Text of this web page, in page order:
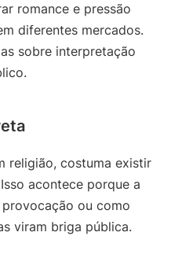
romance e pressão
diferentes mercados.
sobre interpretação
religião, costuma existir
acontece porque a
ou como
viram briga pública.